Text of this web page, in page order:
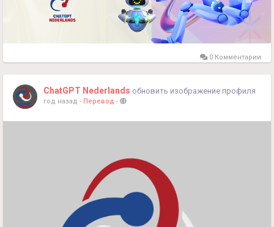
0 Комментарии
ChatGPT Nederlands обновить изображение профиля
год назад - Перевод -